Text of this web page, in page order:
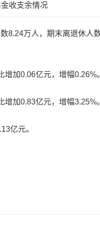
收支余情况
万人，期末离退休人
加0.06亿元，增幅0.26%。
加0.83亿元，增幅3.25%。
亿元。